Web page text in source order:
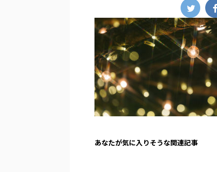
あなたが気に入りそうな関連記事